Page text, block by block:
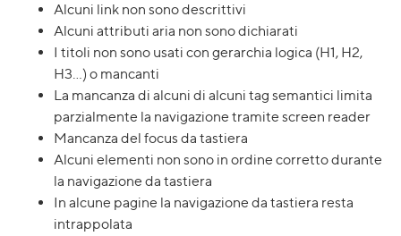
Alcuni link non sono descrittivi
Alcuni attributi aria non sono dichiarati
I titoli non sono usati con gerarchia logica (H1, H2,
H3…) o mancanti
La mancanza di alcuni di alcuni tag semantici limita
parzialmente la navigazione tramite screen reader
Mancanza del focus da tastiera
Alcuni elementi non sono in ordine corretto durante
la navigazione da tastiera
In alcune pagine la navigazione da tastiera resta
intrappolata